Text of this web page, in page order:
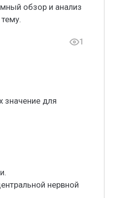
обзор и анализ
1
значение для
нервной